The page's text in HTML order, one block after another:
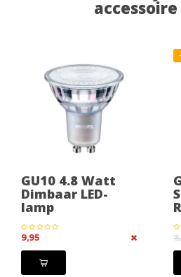
GU10 4.8 Watt
Dimbaar LED-
lamp
9,95